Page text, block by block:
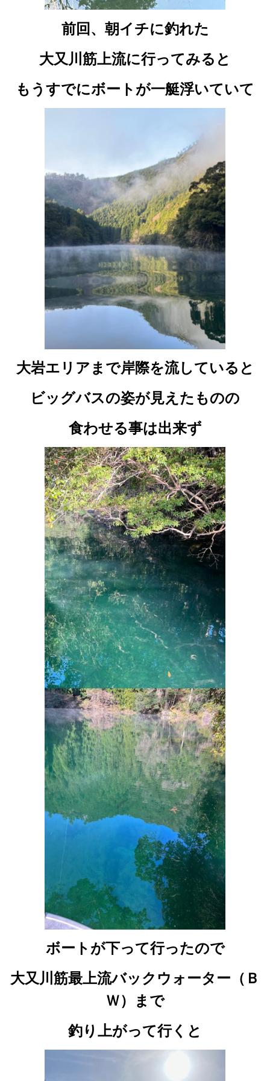
前回、朝イチに釣れた
大又川筋上流に行ってみると
もうすでにボートが一艇浮いていて
大岩エリアまで岸際を流していると
ビッグバスの姿が見えたものの
食わせる事は出来ず
ボートが下って行ったので
大又川筋最上流バックウォーター（Ｂ
Ｗ）まで
釣り上がって行くと